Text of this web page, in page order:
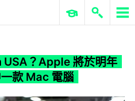
ERP 與商業 AI
USA？Apple 將於明年
款 Mac 電腦